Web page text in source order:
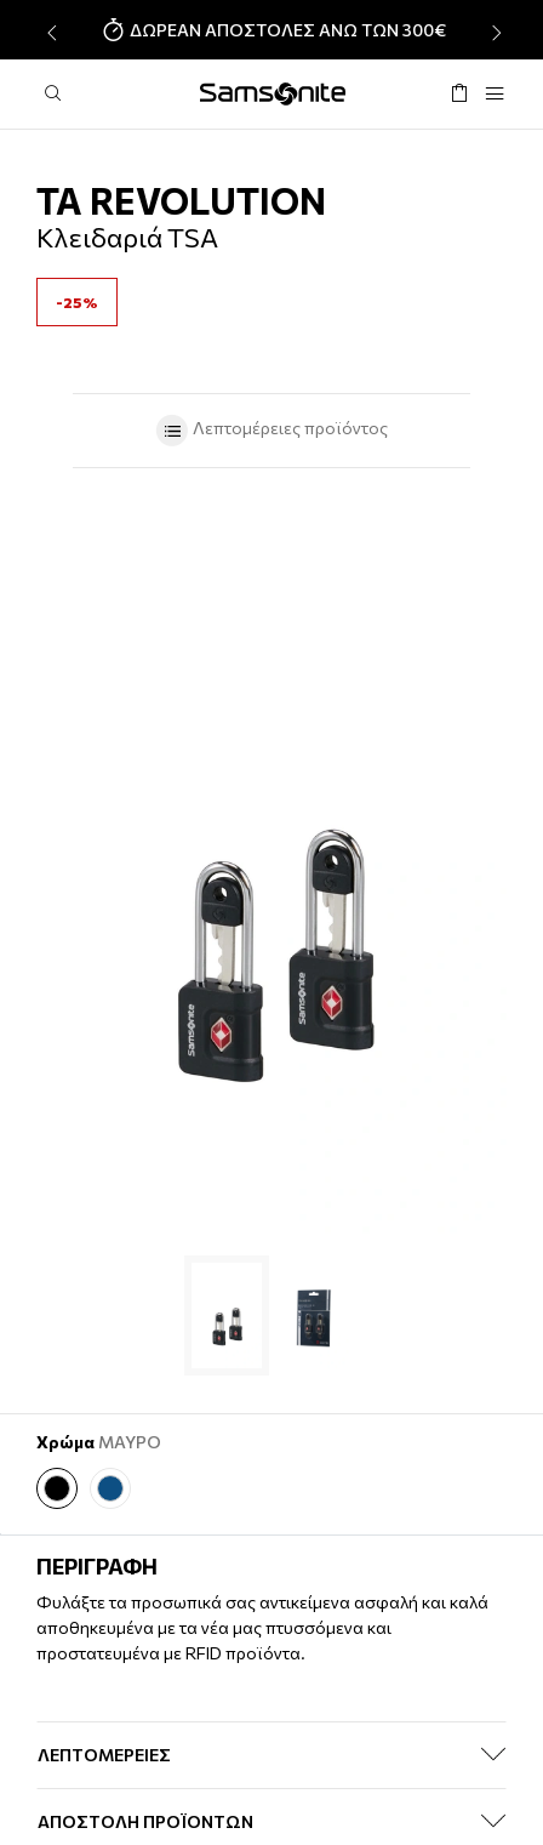
ΔΩΡΕΑΝ ΑΠΟΣΤΟΛΕΣ ΑΝΩ ΤΩΝ 300€
TA REVOLUTION
Κλειδαριά TSA
-25%
Λεπτομέρειες προϊόντος
Χρώμα ΜΑΥΡΟ
ΠΕΡΙΓΡΑΦΗ
Φυλάξτε τα προσωπικά σας αντικείμενα ασφαλή και καλά
αποθηκευμένα με τα νέα μας πτυσσόμενα και
προστατευμένα με RFID προϊόντα.
ΛΕΠΤΟΜΕΡΕΙΕΣ
ΑΠΟΣΤΟΛΗ ΠΡΟΪΟΝΤΩΝ